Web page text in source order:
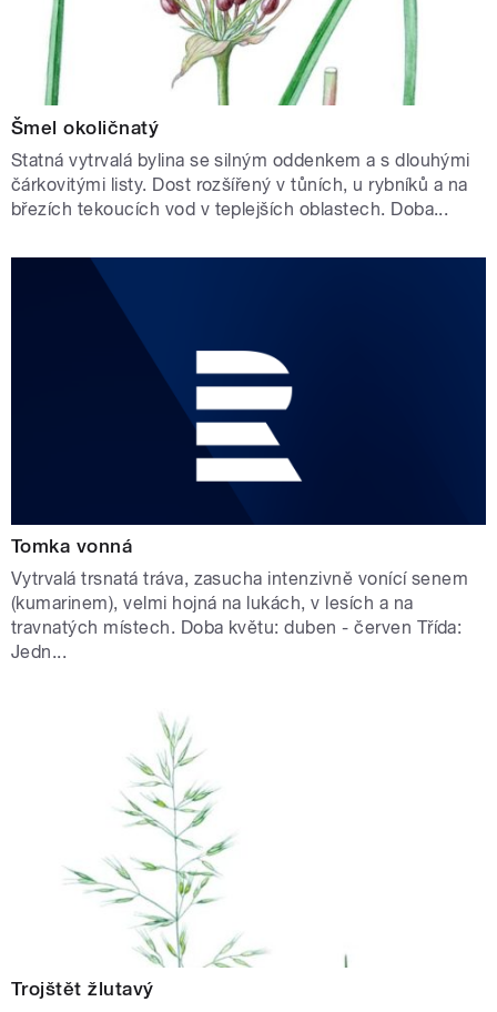
Šmel okoličnatý
Statná vytrvalá bylina se silným oddenkem a s dlouhými
čárkovitými listy. Dost rozšířený v tůních, u rybníků a na
březích tekoucích vod v teplejších oblastech. Doba...
Tomka vonná
Vytrvalá trsnatá tráva, zasucha intenzivně vonící senem
(kumarinem), velmi hojná na lukách, v lesích a na
travnatých místech. Doba květu: duben - červen Třída:
Jedn...
Trojštět žlutavý